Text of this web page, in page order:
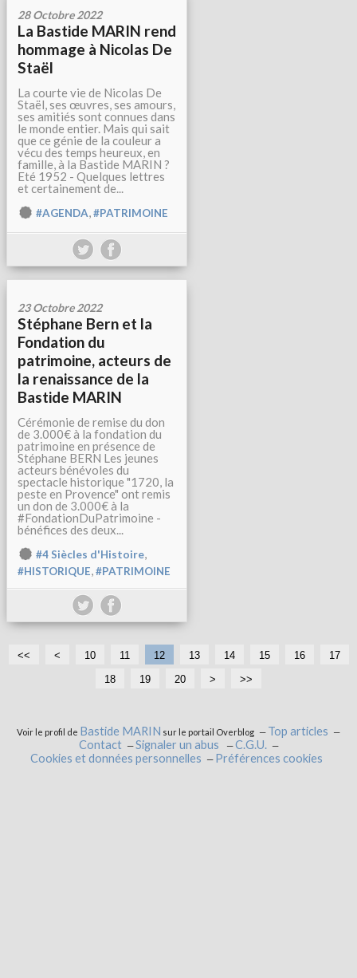
28 Octobre 2022
La Bastide MARIN rend
hommage à Nicolas De
Staël
La courte vie de Nicolas De
Staël, ses œuvres, ses amours,
ses amitiés sont connues dans
le monde entier. Mais qui sait
que ce génie de la couleur a
vécu des temps heureux, en
famille, à la Bastide MARIN ?
Eté 1952 - Quelques lettres
et certainement de...
#AGENDA,#PATRIMOINE
23 Octobre 2022
Stéphane Bern et la
Fondation du
patrimoine, acteurs de
la renaissance de la
Bastide MARIN
Cérémonie de remise du don
de 3.000€ à la fondation du
patrimoine en présence de
Stéphane BERN Les jeunes
acteurs bénévoles du
spectacle historique "1720, la
peste en Provence" ont remis
un don de 3.000€ à la
#FondationDuPatrimoine -
bénéfices des deux...
#4 Siècles d'Histoire,
#HISTORIQUE,#PATRIMOINE
<< < 10 11 12 13 14 15 16
17
18
19 20 > >>
Voir le profil de Bastide MARIN sur le portail Overblog
Top articles
Contact
Signaler un abus
C.G.U.
Cookies et données personnelles
Préférences cookies